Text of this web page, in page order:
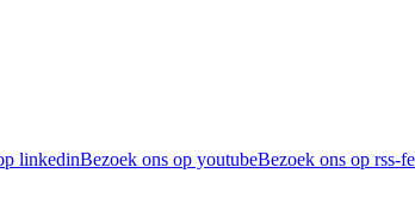
linkedinBezoek ons op youtubeBezoek ons op rss-